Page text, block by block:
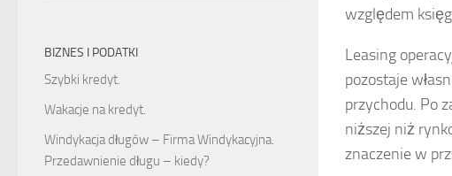
względem
Leasing
pozostaje
przychodu. Po
niższej niż
znaczenie w
BIZNES I PODATKI
Szybki kredyt.
Wakacje na kredyt.
Windykacja długów – Firma Windykacyjna.
Przedawnienie długu – kiedy?